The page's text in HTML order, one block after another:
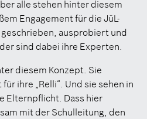
alle stehen hinter diesem
Engagement für die JüL-
ausprobiert und
sind dabei ihre Experten.
diesem Konzept. Sie
ihre „Relli“. Und sie sehen in
Elternpflicht. Dass hier
mit der Schulleitung, den